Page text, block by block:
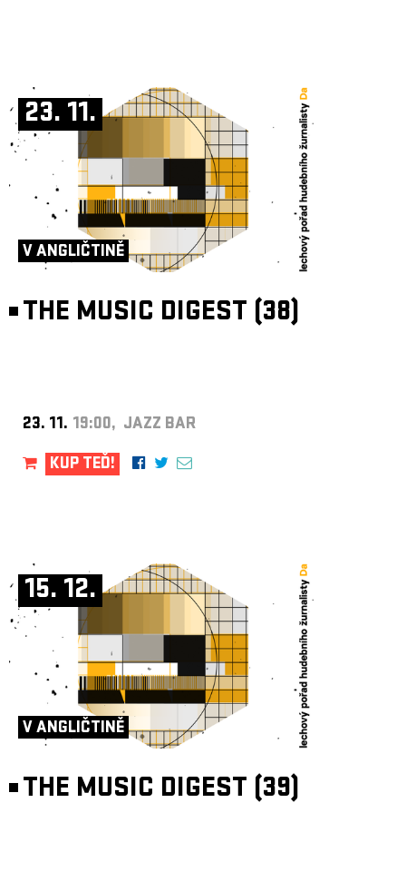
23. 11.
V ANGLIČTINĚ
THE MUSIC DIGEST (38)
23. 11. 19:00, JAZZ BAR
KUP TEĎ!
15. 12.
V ANGLIČTINĚ
THE MUSIC DIGEST (39)